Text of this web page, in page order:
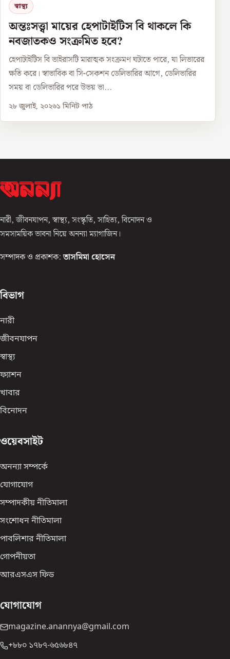
স্বাস্থ্য
অন্তঃসত্ত্বা মায়ের হেপাটাইটিস বি থাকলে কি
নবজাতকও সংক্রমিত হবে?
হেপাটাইটিস বি ভাইরাসটি মারাত্মক সংক্রমণ ঘটাতে পারে, যা লিভারের
ক্ষতি করে। স্বাভাবিক বা সি-সেকশন ডেলিভারির আগে, ডেলিভারির
সময় বা ডেলিভারির পরে উভয় ভা...
২৮ জুলাই, ২০২৬১ মিনিট পাঠ
নারী, জীবনযাপন, স্বাস্থ্য, সংস্কৃতি, সাহিত্য, বিনোদন ও
সমসাময়িক ভাবনা নিয়ে অনন্যা ম্যাগাজিন।
সম্পাদক ও প্রকাশক: তাসমিমা হোসেন
বিভাগ
নারী
জীবনযাপন
স্বাস্থ্য
ফ্যাশন
খাবার
বিনোদন
ওয়েবসাইট
অনন্যা সম্পর্কে
যোগাযোগ
সম্পাদকীয় নীতিমালা
সংশোধন নীতিমালা
পাবলিশার নীতিমালা
গোপনীয়তা
আরএসএস ফিড
যোগাযোগ
magazine.anannya@gmail.com
+৮৮০ ১৭৮৭-৬৫৬৮৪৭